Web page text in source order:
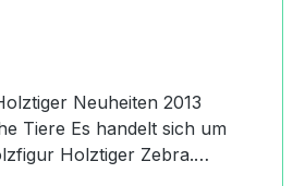
sich um
Holztiger Zebra.